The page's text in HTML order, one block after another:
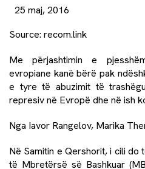
25 maj, 2016
Source: recom.link
Me përjashtimin e
evropiane kanë bërë pak
e tyre të abuzimit të
represiv në Evropë dhe në ish
Nga Iavor Rangelov, Marika
Në Samitin e Qershorit, i cili
të Mbretërsë së Bashkuar